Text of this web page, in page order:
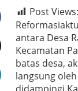
Post Views:
antara Desa
Kecamatan
batas desa,
langsung oleh